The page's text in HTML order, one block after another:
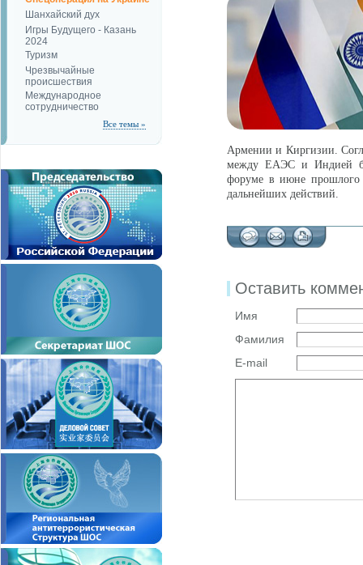
Шанхайский дух
Игры Будущего - Казань
2024
Туризм
Чрезвычайные
происшествия
Международное
сотрудничество
Все темы »
Армении и Киргизии.
между ЕАЭС и Индией
форуме в июне прошлого
дальнейших действий.
Оставить
Имя
Фамилия
E-mail